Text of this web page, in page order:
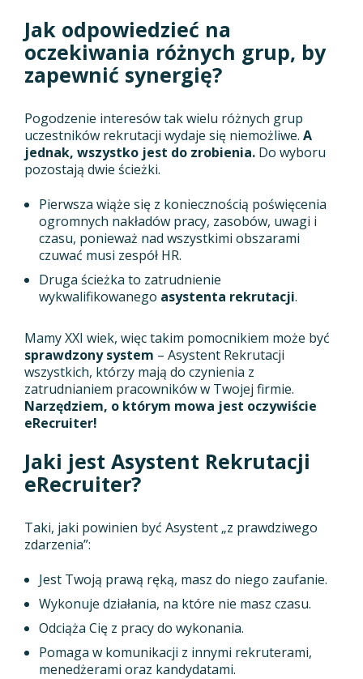
Jak odpowiedzieć na
oczekiwania różnych grup, by
zapewnić synergię?
Pogodzenie interesów tak wielu różnych grup
uczestników rekrutacji wydaje się niemożliwe. A
jednak, wszystko jest do zrobienia. Do wyboru
pozostają dwie ścieżki.
Pierwsza wiąże się z koniecznością poświęcenia
ogromnych nakładów pracy, zasobów, uwagi i
czasu, ponieważ nad wszystkimi obszarami
czuwać musi zespół HR.
Druga ścieżka to zatrudnienie
wykwalifikowanego asystenta rekrutacji.
Mamy XXI wiek, więc takim pomocnikiem może być
sprawdzony system – Asystent Rekrutacji
wszystkich, którzy mają do czynienia z
zatrudnianiem pracowników w Twojej firmie.
Narzędziem, o którym mowa jest oczywiście
eRecruiter!
Jaki jest Asystent Rekrutacji
eRecruiter?
Taki, jaki powinien być Asystent „z prawdziwego
zdarzenia”:
Jest Twoją prawą ręką, masz do niego zaufanie.
Wykonuje działania, na które nie masz czasu.
Odciąża Cię z pracy do wykonania.
Pomaga w komunikacji z innymi rekruterami,
menedżerami oraz kandydatami.